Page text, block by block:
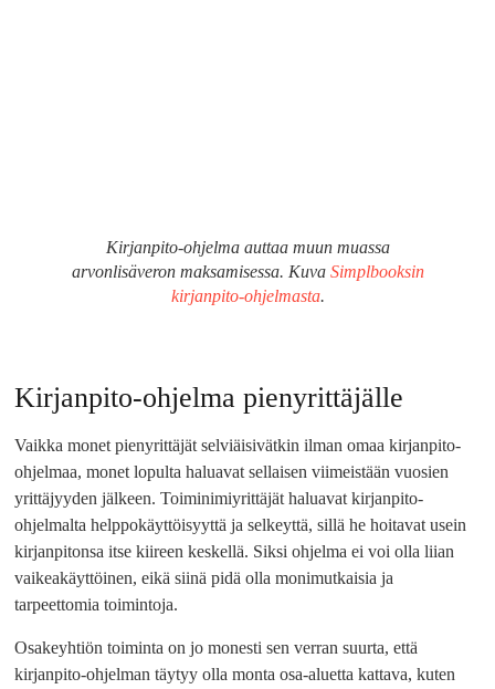
Kirjanpito-ohjelma auttaa muun muassa
arvonlisäveron maksamisessa. Kuva Simplbooksin
kirjanpito-ohjelmasta.
Kirjanpito-ohjelma pienyrittäjälle
Vaikka monet pienyrittäjät selviäisivätkin ilman omaa kirjanpito-
ohjelmaa, monet lopulta haluavat sellaisen viimeistään vuosien
yrittäjyyden jälkeen. Toiminimiyrittäjät haluavat kirjanpito-
ohjelmalta helppokäyttöisyyttä ja selkeyttä, sillä he hoitavat usein
kirjanpitonsa itse kiireen keskellä. Siksi ohjelma ei voi olla liian
vaikeakäyttöinen, eikä siinä pidä olla monimutkaisia ja
tarpeettomia toimintoja.
Osakeyhtiön toiminta on jo monesti sen verran suurta, että
kirjanpito-ohjelman täytyy olla monta osa-aluetta kattava, kuten